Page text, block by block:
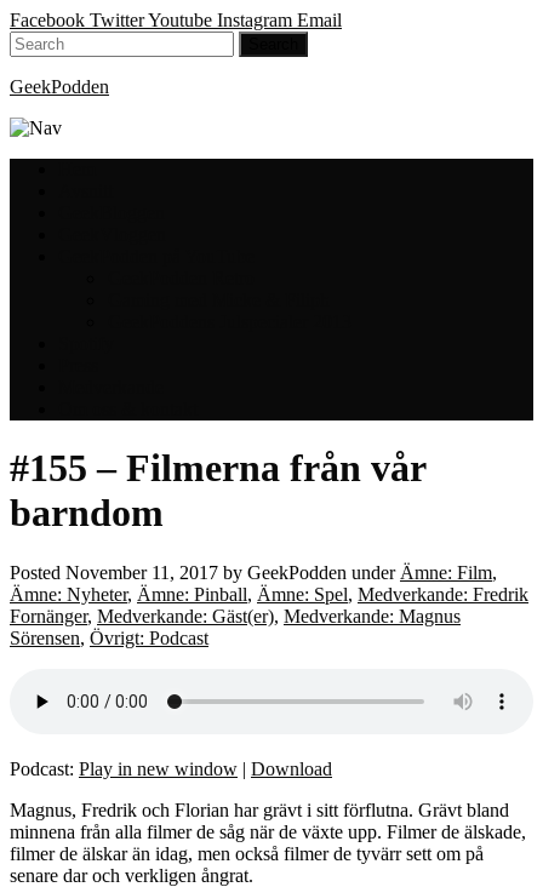
Facebook TwitterYoutube Instagram Email
GeekPodden
#155 – Filmerna från vår
barndom
Posted November 11, 2017 by GeekPodden under Ämne: Film,
Ämne: Nyheter, Ämne: Pinball, Ämne: Spel, Medverkande: Fredrik
Fornänger, Medverkande: Gäst(er), Medverkande: Magnus
Sörensen, Övrigt: Podcast
Podcast: Play in new window | Download
Magnus, Fredrik och Florian har grävt i sitt förflutna. Grävt bland
minnena från alla filmer de såg när de växte upp. Filmer de älskade,
filmer de älskar än idag, men också filmer de tyvärr sett om på
senare dar och verkligen ångrat.